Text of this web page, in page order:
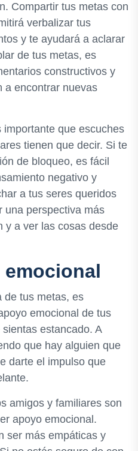
Compartir tus metas con
verbalizar tus
y te ayudará a aclarar
de tus metas, es
constructivos y
a encontrar nuevas
que escuches
tienen que decir. Si te
de bloqueo, es fácil
negativo y
a tus seres queridos
una perspectiva más
y a ver las cosas desde
de tus metas, es
emocional de tus
estancado. A
que hay alguien que
darte el impulso que
amigos y familiares son
apoyo emocional.
ser más empáticas y